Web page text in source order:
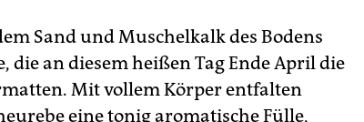
Sand und Muschelkalk des Bodens
an diesem heißen Tag Ende April die
Mit vollem Körper entfalten
eine tonig aromatische Fülle,